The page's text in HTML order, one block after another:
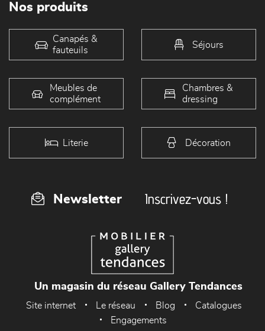
Nos produits
Canapés &
fauteuils
Séjours
Meubles de
complément
Chambres &
dressing
Literie Décoration
Newsletter Inscrivez-vous !
Un magasin du réseau Gallery Tendances
Site internet Le réseau Blog
Catalogues
Engagements